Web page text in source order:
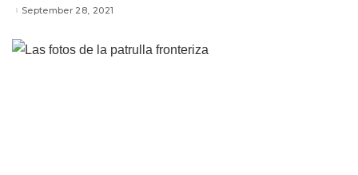
September 28, 2021